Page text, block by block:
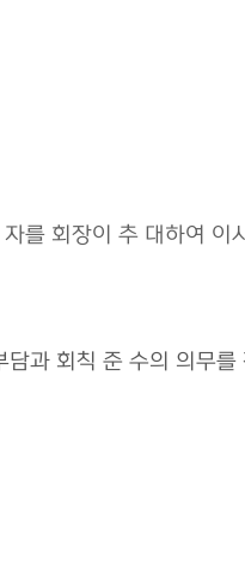
를 회장이 추 대하여 이
과 회칙 준 수의 의무